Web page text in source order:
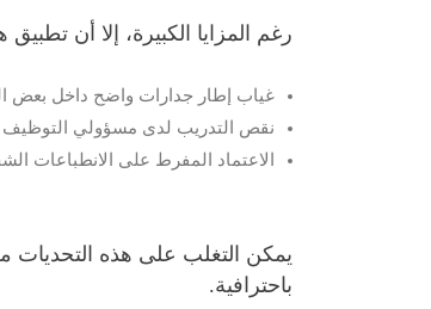
رغم المزايا الكبيرة، إلا أن
غياب إطار جدارات واضح داخل بعض
نقص التدريب لدى مسؤولي التوظيف
الاعتماد المفرط على الانطباعات
يمكن التغلب على هذه
باحترافية.